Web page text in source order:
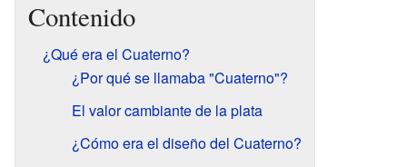
Contenido
¿Qué era el Cuaterno?
¿Por qué se llamaba "Cuaterno"?
El valor cambiante de la plata
¿Cómo era el diseño del Cuaterno?